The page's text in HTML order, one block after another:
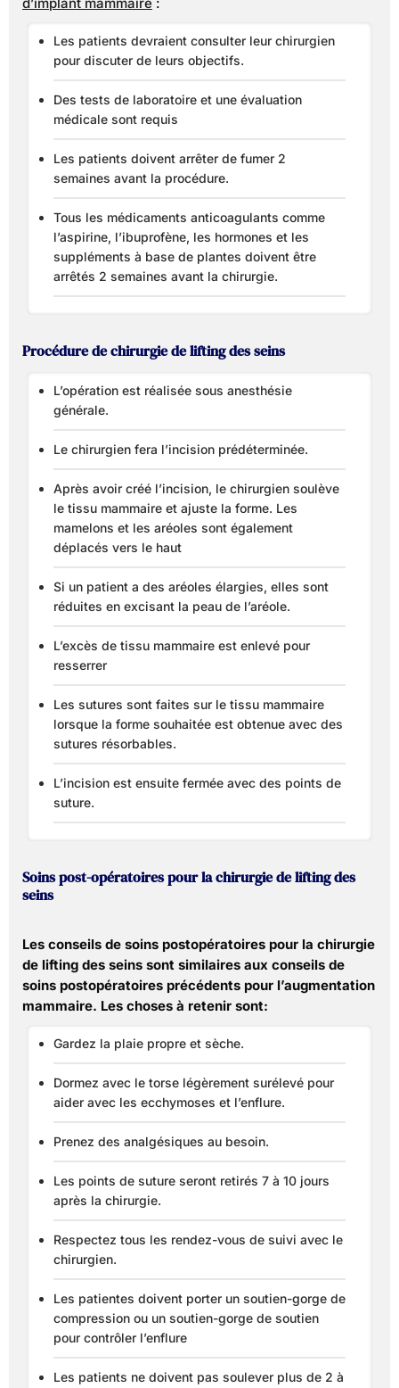
d’implant mammaire :
Les patients devraient consulter leur chirurgien
pour discuter de leurs objectifs.
Des tests de laboratoire et une évaluation
médicale sont requis
Les patients doivent arrêter de fumer 2
semaines avant la procédure.
Tous les médicaments anticoagulants comme
l’aspirine, l’ibuprofène, les hormones et les
suppléments à base de plantes doivent être
arrêtés 2 semaines avant la chirurgie.
Procédure de chirurgie de lifting des seins
L’opération est réalisée sous anesthésie
générale.
Le chirurgien fera l’incision prédéterminée.
Après avoir créé l’incision, le chirurgien soulève
le tissu mammaire et ajuste la forme. Les
mamelons et les aréoles sont également
déplacés vers le haut
Si un patient a des aréoles élargies, elles sont
réduites en excisant la peau de l’aréole.
L’excès de tissu mammaire est enlevé pour
resserrer
Les sutures sont faites sur le tissu mammaire
lorsque la forme souhaitée est obtenue avec des
sutures résorbables.
L’incision est ensuite fermée avec des points de
suture.
Soins post-opératoires pour la chirurgie de lifting des
seins
Les conseils de soins postopératoires pour la chirurgie
de lifting des seins sont similaires aux conseils de
soins postopératoires précédents pour l’augmentation
mammaire. Les choses à retenir sont:
Gardez la plaie propre et sèche.
Dormez avec le torse légèrement surélevé pour
aider avec les ecchymoses et l’enflure.
Prenez des analgésiques au besoin.
Les points de suture seront retirés 7 à 10 jours
après la chirurgie.
Respectez tous les rendez-vous de suivi avec le
chirurgien.
Les patientes doivent porter un soutien-gorge de
compression ou un soutien-gorge de soutien
pour contrôler l’enflure
Les patients ne doivent pas soulever plus de 2 à